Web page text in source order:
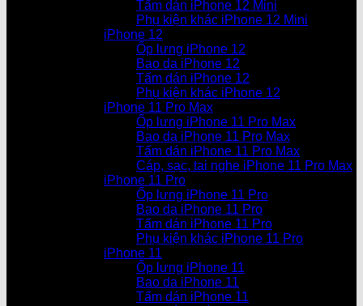
Tấm dán iPhone 12 Mini
Phụ kiện khác iPhone 12 Mini
iPhone 12
Ốp lưng iPhone 12
Bao da iPhone 12
Tấm dán iPhone 12
Phụ kiện khác iPhone 12
iPhone 11 Pro Max
Ốp lưng iPhone 11 Pro Max
Bao da iPhone 11 Pro Max
Tấm dán iPhone 11 Pro Max
Cáp, sạc, tai nghe iPhone 11 Pro Max
iPhone 11 Pro
Ốp lưng iPhone 11 Pro
Bao da iPhone 11 Pro
Tấm dán iPhone 11 Pro
Phụ kiện khác iPhone 11 Pro
iPhone 11
Ốp lưng iPhone 11
Bao da iPhone 11
Tấm dán iPhone 11